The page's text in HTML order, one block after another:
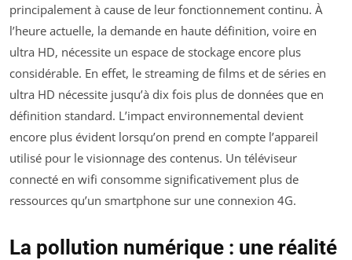
principalement à cause de leur fonctionnement continu. À
l’heure actuelle, la demande en haute définition, voire en
ultra HD, nécessite un espace de stockage encore plus
considérable. En effet, le streaming de films et de séries en
ultra HD nécessite jusqu’à dix fois plus de données que en
définition standard. L’impact environnemental devient
encore plus évident lorsqu’on prend en compte l’appareil
utilisé pour le visionnage des contenus. Un téléviseur
connecté en wifi consomme significativement plus de
ressources qu’un smartphone sur une connexion 4G.
La pollution numérique : une réalité